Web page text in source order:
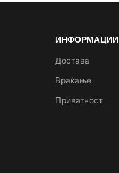
ИНФОРМАЦИИ
Достава
Враќање
Приватност